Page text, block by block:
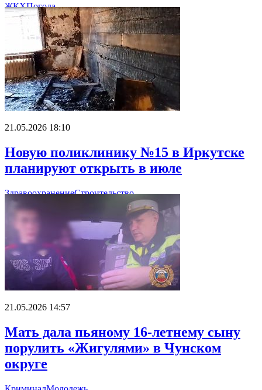
ЖКХПогода
21.05.2026 18:10
Новую поликлинику №15 в Иркутске
планируют открыть в июле
ЗдравоохранениеСтроительство
21.05.2026 14:57
Мать дала пьяному 16-летнему сыну
порулить «Жигулями» в Чунском
округе